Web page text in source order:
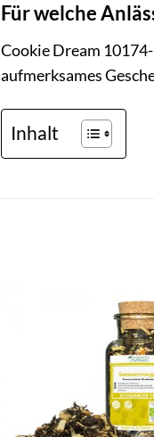
Für welche
Cookie Dream
aufmerksames
Inhalt